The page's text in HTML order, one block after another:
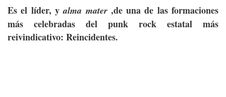
Es el líder, yalma mater,de una de las formaciones
más celebradas del punk rock estatal más
reivindicativo: Reincidentes.